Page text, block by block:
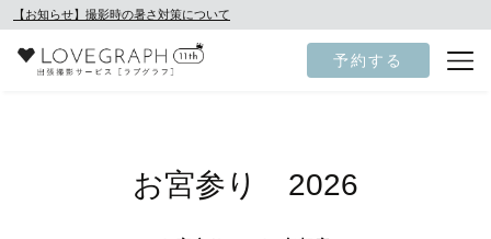
【お知らせ】撮影時の暑さ対策について
予約する
お宮参り 2026